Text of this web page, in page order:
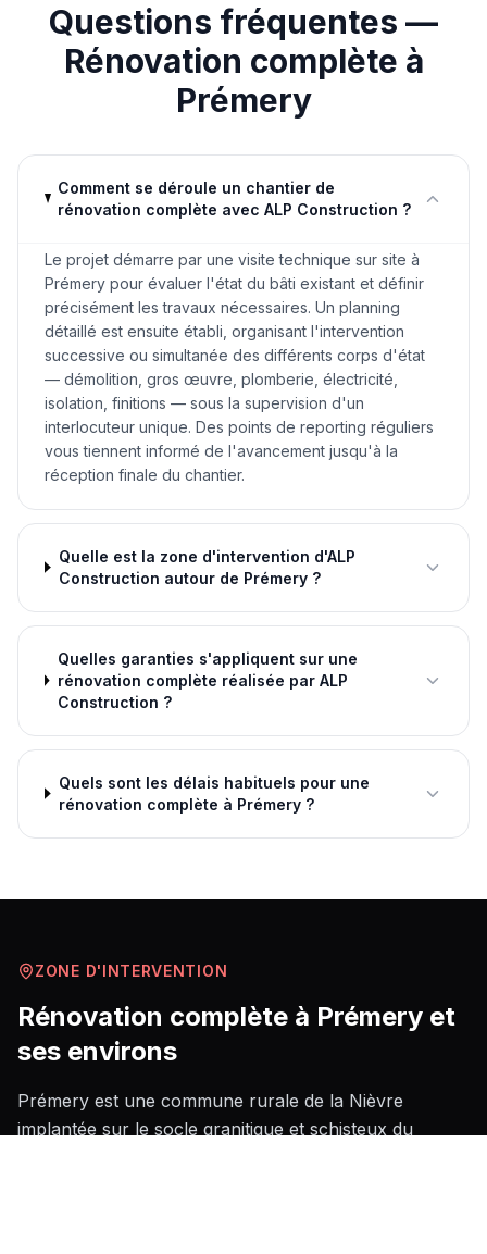
Questions fréquentes —
Rénovation complète à
Prémery
Comment se déroule un chantier de
rénovation complète avec ALP Construction ?
Le projet démarre par une visite technique sur site à
Prémery pour évaluer l'état du bâti existant et définir
précisément les travaux nécessaires. Un planning
détaillé est ensuite établi, organisant l'intervention
successive ou simultanée des différents corps d'état
— démolition, gros œuvre, plomberie, électricité,
isolation, finitions — sous la supervision d'un
interlocuteur unique. Des points de reporting réguliers
vous tiennent informé de l'avancement jusqu'à la
réception finale du chantier.
Quelle est la zone d'intervention d'ALP
Construction autour de Prémery ?
Quelles garanties s'appliquent sur une
rénovation complète réalisée par ALP
Construction ?
Quels sont les délais habituels pour une
rénovation complète à Prémery ?
ZONE D'INTERVENTION
Rénovation complète à Prémery et
ses environs
Prémery est une commune rurale de la Nièvre
implantée sur le socle granitique et schisteux du